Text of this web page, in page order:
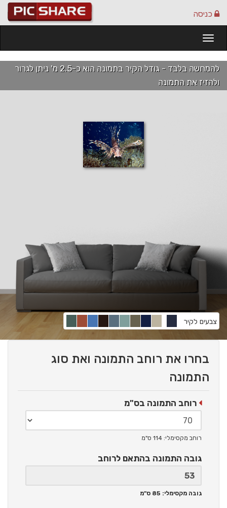
כניסה
להמחשה בלבד - גודל הקיר בתמונה הוא כ-2.5 מ' ניתן לגרור
ולהזיז את התמונה
צבעים לקיר
בחרו את רוחב התמונה ואת סוג
התמונה
רוחב התמונה בס"מ
רוחב מקסימלי: 114 ס"מ
גובה התמונה בהתאם לרוחב
גובה מקסימלי: 85 ס"מ